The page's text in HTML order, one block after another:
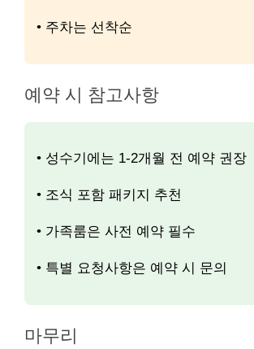
• 주차는 선착순
예약 시 참고사항
• 성수기에는 1-2개월 전 예약 권장
• 조식 포함 패키지 추천
• 가족룸은 사전 예약 필수
• 특별 요청사항은 예약 시 문의
마무리